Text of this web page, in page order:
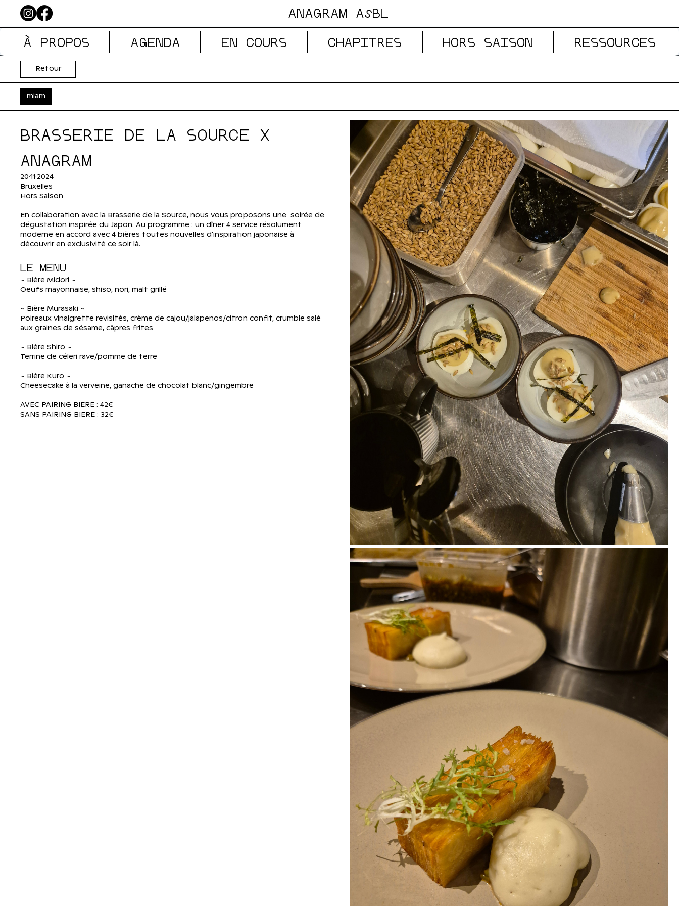
ANAGRAM AsBL
À PROPOS
AGENDA EN COURS CHAPITRES HORS SAISON RESSOURCES
Retour
miam
BRASSERIE DE LA SOURCE X
ANAGRAM
20·11·2024
Bruxelles
Hors Saison
En collaboration avec la Brasserie de la Source, nous vous proposons une  soirée de
dégustation inspirée du Japon. Au programme : un dîner 4 service résolument
moderne en accord avec 4 bières toutes nouvelles d'inspiration japonaise à
découvrir en exclusivité ce soir là.
LE MENU
~ Bière Midori ~
Oeufs mayonnaise, shiso, nori, malt grillé
~ Bière Murasaki ~
Poireaux vinaigrette revisités, crème de cajou/jalapenos/citron confit, crumble salé
aux graines de sésame, câpres frites
~ Bière Shiro ~
Terrine de céleri rave/pomme de terre
~ Bière Kuro ~
Cheesecake à la verveine, ganache de chocolat blanc/gingembre
AVEC PAIRING BIERE : 42€
SANS PAIRING BIERE : 32€